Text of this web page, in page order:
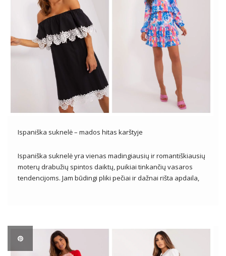
Ispaniška suknelė – mados hitas karštyje
Ispaniška suknelė yra vienas madingiausių ir romantiškiausių
moterų drabužių spintos daiktų, puikiai tinkančių vasaros
tendencijoms. Jam būdingi pliki pečiai ir dažnai rišta apdaila,